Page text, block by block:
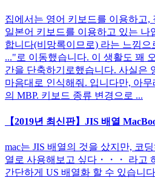
집에서는 영어 키보드를 이용하고,
일본어 키보드를 이용하고 있는 나
합니다(비망록이므로) 라는 느낌
..."로 이동했습니다. 이 생활도 꽤
간을 단축하기로했습니다. 사실은
마음대로 인식해줘. 입니다만, 아
의 MBP. 키보드 종류 변경으로 ...
【2019년 최신판】JIS 배열
mac는 JIS 배열의 것을 샀지만, 코
열로 사용해보고 싶다・・・ 라고
간단하게 US 배열화 할 수 있습니다